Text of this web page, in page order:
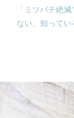
「ミツバチ絶
ない、知って